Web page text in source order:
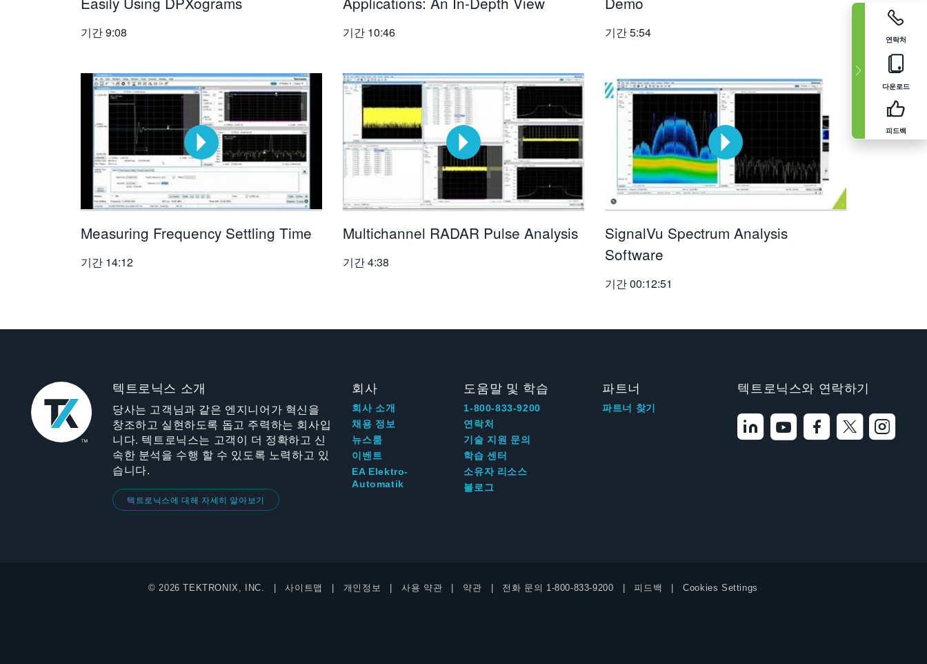
연락처
다운로드
피드백
기간9:08 기간 10:46 기간5:54
Measuring Frequency Settling Time
기간 14:12
Multichannel RADAR Pulse Analysis
기간4:38
SignalVu Spectrum Analysis
Software
기간00:12:51
텍트로닉스 소개
당사는 고객님과 같은 엔지니어가 혁신을
창조하고 실현하도록 돕고 주력하는 회사입
니다. 텍트로닉스는 고객이 더 정확하고 신
속한 분석을 수행 할 수 있도록 노력하고 있
습니다.
텍트로닉스에 대해 자세히 알아보기
회사
회사 소개
채용 정보
뉴스룸
이벤트
EA Elektro-
Automatik
도움말 및 학습
1-800-833-9200
연락처
기술 지원 문의
학습 센터
소유자 리소스
블로그
파트너
파트너 찾기
텍트로닉스와 연락하기
© 2026 TEKTRONIX, INC. 사이트맵 개인정보 사용 약관 약관 전화 문의 1-800-833-9200 피드백 Cookies Settings